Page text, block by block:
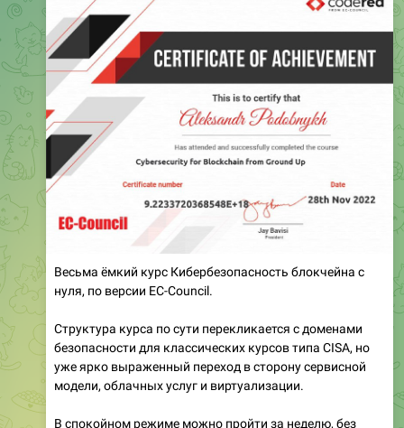
Весьма ëмкий курс Кибербезопасность блокчейна с
нуля, по версии EC-Council.
Структура курса по сути перекликается с доменами
безопасности для классических курсов типа CISA, но
уже ярко выраженный переход в сторону сервисной
модели, облачных услуг и виртуализации.
В спокойном режиме можно пройти за неделю, без